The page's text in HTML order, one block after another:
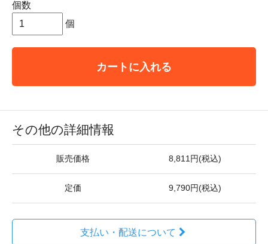
個数
個
カートに入れる
その他の詳細情報
販売価格 8,811円(税込)
定価 9,790円(税込)
支払い・配送について